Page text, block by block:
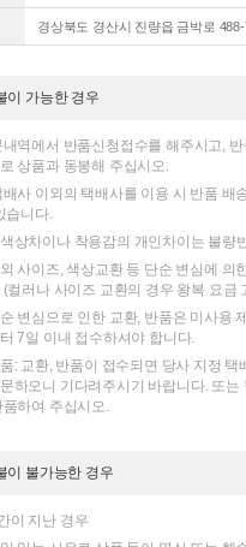
경상북도 경산시 진량읍 금박로
이 가능한 경우
내역에서 반품신청접수를 해주시고,
상품과 동봉해 주십시오.
사 이외의 택배사를 이용 시 반품 배
습니다.
상차이나 착용감의 개인차이는 불량
사이즈, 색상교환 등 단순 변심에 의
(컬러나 사이즈 교환의 경우 왕복 요금
변심으로 인한 교환, 반품은 미사용
7일 이내 접수하셔야 합니다.
: 교환, 반품이 접수되면 당사 지정 택
하오니 기다려주시기 바랍니다. 또
하여 주십시오.
이 불가능한 경우
이 지난 경우